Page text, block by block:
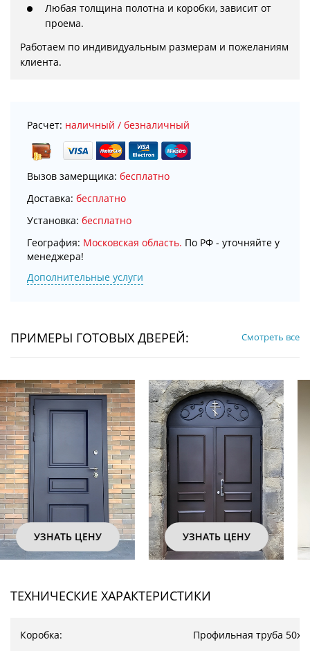
Любая толщина полотна и коробки, зависит от
проема.
Работаем по индивидуальным размерам и пожеланиям
клиента.
Расчет: наличный / безналичный
Вызов замерщика: бесплатно
Доставка: бесплатно
Установка: бесплатно
География: Московская область. По РФ - уточняйте у
менеджера!
Дополнительные услуги
ПРИМЕРЫ ГОТОВЫХ ДВЕРЕЙ: Смотреть все
УЗНАТЬ ЦЕНУ УЗНАТЬ ЦЕНУ
ТЕХНИЧЕСКИЕ ХАРАКТЕРИСТИКИ
Коробка: Профильная труба